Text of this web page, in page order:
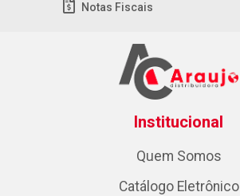
Notas Fiscais
Institucional
Quem Somos
Catálogo Eletrônico